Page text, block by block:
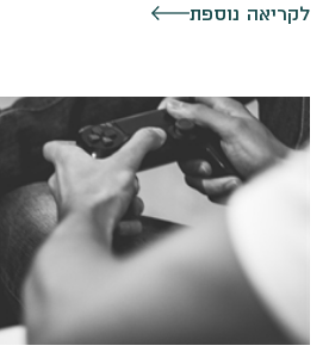
לקריאה נוספת